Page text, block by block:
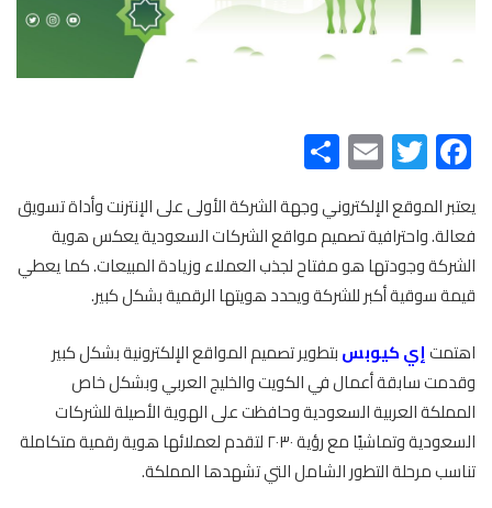
Facebook
Twitter
Email
يعتبر الموقع الإلكتروني وجهة الشركة الأولى على الإنترنت وأداة تسويق
فعالة. واحترافية تصميم مواقع الشركات السعودية يعكس هوية
الشركة وجودتها هو مفتاح لجذب العملاء وزيادة المبيعات. كما يعطي
قيمة سوقية أكبر للشركة ويحدد هويتها الرقمية بشكل كبير.
اهتمتإي كيوبسبتطوير تصميم المواقع الإلكترونية بشكل كبير
وقدمت سابقة أعمال في الكويت والخليج العربي وبشكل خاص
المملكة العربية السعودية وحافظت على الهوية الأصيلة للشركات
السعودية وتماشيًا مع رؤية ٢٠٣٠ لتقدم لعملائها هوية رقمية متكاملة
تناسب مرحلة التطور الشامل التي تشهدها المملكة.